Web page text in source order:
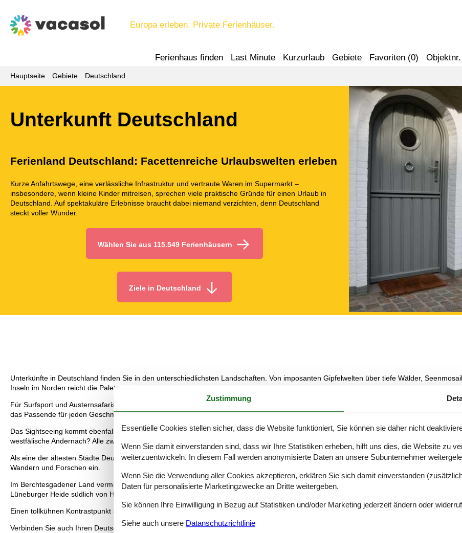
Europa erleben. Private Ferienhäuser.
Ferienhaus finden Last Minute Kurzurlaub Gebiete Favoriten (0)
Hauptseite Gebiete Deutschland
Unterkunft Deutschland
Ferienland Deutschland: Facettenreiche Urlaubswelten erleben
Kurze Anfahrtswege, eine verlässliche Infrastruktur und vertraute Waren im Supermarkt –
insbesondere, wenn kleine Kinder mitreisen, sprechen viele praktische Gründe für einen Urlaub in
Deutschland. Auf spektakuläre Erlebnisse braucht dabei niemand verzichten, denn Deutschland
steckt voller Wunder.
Wählen Sie aus 115.549 Ferienhäusern
Ziele in Deutschland
Unterkünfte in Deutschland finden Sie in den unterschiedlichsten Landschaften. Von imposanten Gipfelwelten über tiefe Wälder,
Inseln im Norden reicht die Palette.
Für Surfsport und Austernsafaris sind die Unterkünfte in Deutschland ebenso geschaffen wie für Felsenklettern, Golfurlaub, Städtetrips
das Passende für jeden Geschmack.
Das Sightseeing kommt ebenfalls nicht zu kurz, ganz gleich, in welcher Region Sie Ihre Unterkunft in Deutschland buchen. Wie wäre es
westfälische Andernach? Alle zwei Stunden steigt hier die Fontäne des weltweit höchsten Kaltwassergeysirs in den Himmel.
Als eine der ältesten Städte Deutschlands bezaubert Andernach mit historischem Erbe vom Feinsten. Nahebei lädt der Vulkanpark von
Wandern und Forschen ein.
Im Berchtesgadener Land vermittelt der smaragdgrün schimmernde Königssee zwischen den steilen Felshängen des einzigen deutschen
Lüneburger Heide südlich von Hamburg, Europas größte zusammenhängende Heidefläche, verführt besonders zur Blütezeit im
Einen tollkühnen Kontrastpunkt setzt der hiesige Heide-Park mit der europaweit höchsten Holzachterbahn und vielen weiteren Attraktionen.
Verbinden Sie auch Ihren Deutschlandurlaub mit besonderen kulinarischen Erfahrungen. Lassen Sie sich beispielsweise in unserer
Zustimmung
Essentielle Cookies stellen sicher, dass die Website funktioniert, Sie können sie daher nicht
Wenn Sie damit einverstanden sind, dass wir Ihre Statistiken erheben, hilft uns dies, die Website zu
weiterzuentwickeln. In diesem Fall werden anonymisierte Daten an unsere Subunternehmer
Wenn Sie die Verwendung aller Cookies akzeptieren, erklären Sie sich damit einverstanden
Daten für personalisierte Marketingzwecke an Dritte weitergeben.
Sie können Ihre Einwilligung in Bezug auf Statistiken und/oder Marketing jederzeit ändern oder
Siehe auch unsere Datanschutzrichtlinie